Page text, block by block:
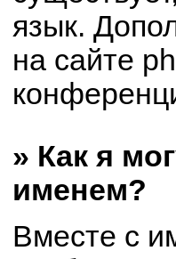
язык.
на сайте
» Как я
именем?
Вместе с